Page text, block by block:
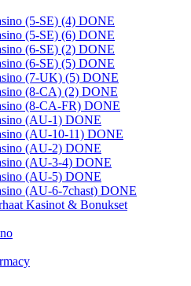
(5-SE) (4) DONE
(5-SE) (6) DONE
(6-SE) (2) DONE
(6-SE) (5) DONE
(7-UK) (5) DONE
(8-CA) (2) DONE
(8-CA-FR) DONE
(AU-1) DONE
(AU-10-11) DONE
(AU-2) DONE
(AU-3-4) DONE
(AU-5) DONE
(AU-6-7chast) DONE
Kasinot & Bonukset